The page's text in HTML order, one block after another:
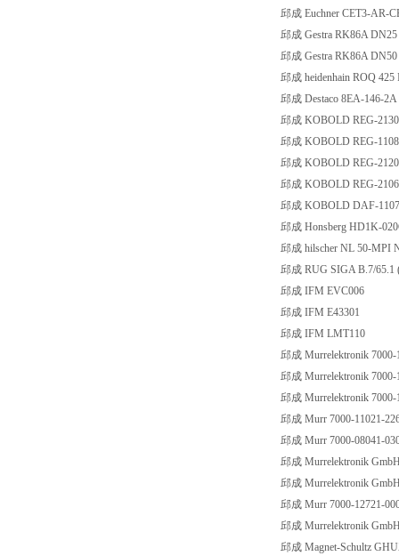
邱成 Euchner CET3-AR-
邱成 Gestra RK86A
邱成 Gestra RK86A
邱成 heidenhain ROQ 425
邱成 Destaco 8EA-146-2A
邱成 KOBOLD REG-
邱成 KOBOLD REG-
邱成 KOBOLD REG-
邱成 KOBOLD REG-
邱成 KOBOLD DAF-
邱成 Honsberg HD1K-
邱成 hilscher NL 50-MPI
邱成 RUG SIGA B.7/65.1
邱成 IFM EVC006
邱成 IFM E43301
邱成 IFM LMT110
邱成 Murrelektronik 7000-
邱成 Murrelektronik 7000-
邱成 Murrelektronik 7000-
邱成 Murr 7000-11021-
邱成 Murr 7000-08041-
邱成 Murrelektronik
邱成 Murrelektronik
邱成 Murr 7000-12721-
邱成 Murrelektronik
邱成 Magnet-Schultz